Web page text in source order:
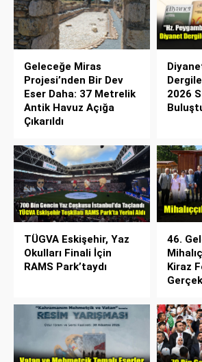
Geleceğe Miras
Projesi’nden Bir Dev
Eser Daha: 37 Metrelik
Antik Havuz Açığa
Çıkarıldı
2026
TÜGVA Eskişehir, Yaz
Okulları Finali İçin
RAMS Park’taydı
46.
Kiraz